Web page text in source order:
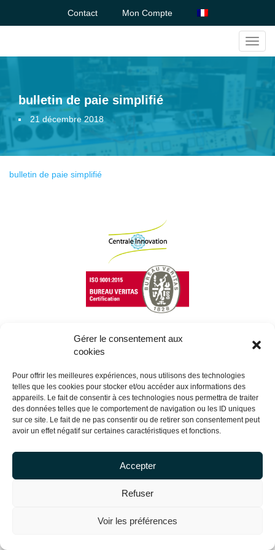
Gérer le consentement aux
cookies
Pour offrir les meilleures expériences, nous utilisons des technologies
telles que les cookies pour stocker et/ou accéder aux informations des
appareils. Le fait de consentir à ces technologies nous permettra de traiter
des données telles que le comportement de navigation ou les ID uniques
sur ce site. Le fait de ne pas consentir ou de retirer son consentement peut
avoir un effet négatif sur certaines caractéristiques et fonctions.
Accepter
Refuser
Voir les préférences
Contact Mon Compte
bulletin de paie simplifié
21 décembre 2018
bulletin de paie simplifié
Copyright Centrale Innovation © 2026 |